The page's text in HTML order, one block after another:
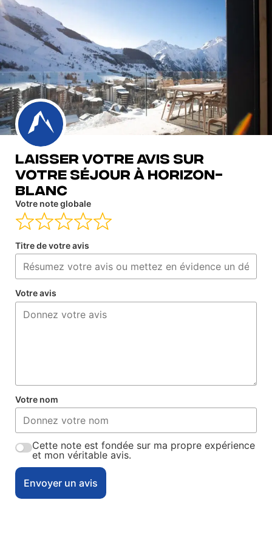
Laisser votre avis sur
votre séjour à Horizon-
Blanc
Votre note globale
Titre de votre avis
Votre avis
Votre nom
Cette note est fondée sur ma propre expérience
et mon véritable avis.
Envoyer un avis